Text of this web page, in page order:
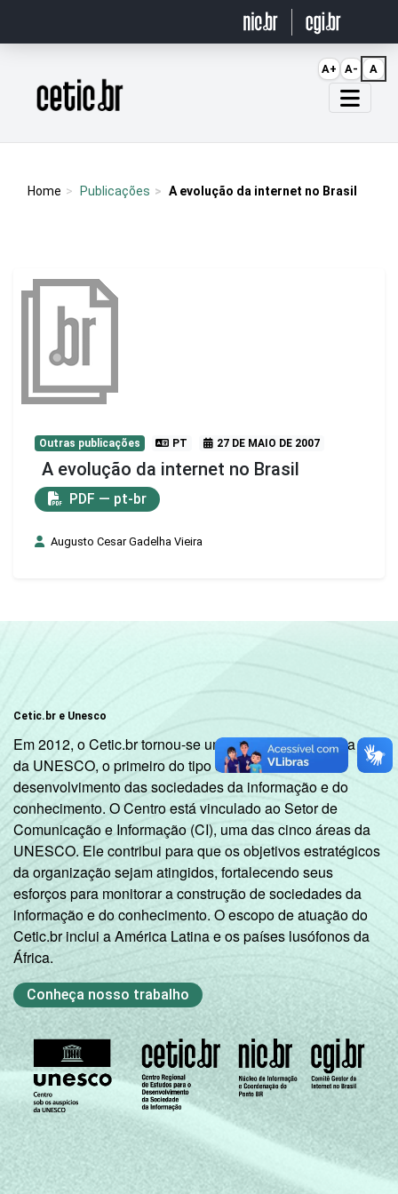
Página inicial
Home Publicações A evolução da internet no Brasil
Outras publicações PT 27 DE MAIO DE 2007
A evolução da internet no Brasil
PDF — pt-br
Augusto Cesar Gadelha Vieira
Cetic.br e Unesco
Em 2012, o Cetic.br tornou-se um Centro de Categoria 2
da UNESCO, o primeiro do tipo dedicado ao
desenvolvimento das sociedades da informação e do
conhecimento. O Centro está vinculado ao Setor de
Comunicação e Informação (CI), uma das cinco áreas da
UNESCO. Ele contribui para que os objetivos estratégicos
da organização sejam atingidos, fortalecendo seus
esforços para monitorar a construção de sociedades da
informação e do conhecimento. O escopo de atuação do
Cetic.br inclui a América Latina e os países lusófonos da
África.
Conheça nosso trabalho
A+ A- A